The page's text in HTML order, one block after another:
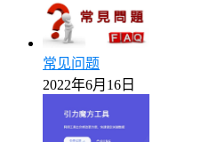
常见问题
2022年6月16日